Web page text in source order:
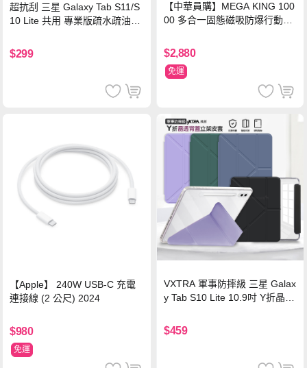
超抗刮 三星 Galaxy Tab S11/S
10 Lite 共用 專業版疏水疏油9H
$299
【中華員購】MEGA KING 100
00 多合一固態磁吸防爆行動電
$2,880
免運
【Apple】 240W USB-C 充電
連接線 (2 公尺) 2024
$980
免運
VXTRA 軍事防摔級 三星 Galax
y Tab S10 Lite 10.9吋 Y折晶透
$459